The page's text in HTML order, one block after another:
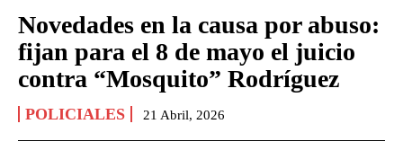
Novedades en la causa por abuso:
fijan para el 8 de mayo el juicio
contra “Mosquito” Rodríguez
POLICIALES 21 Abril, 2026